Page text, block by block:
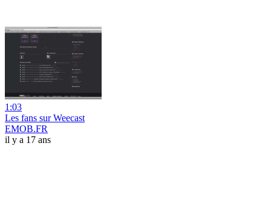
1:03
Les fans sur Weecast
EMOB.FR
il y a 17 ans